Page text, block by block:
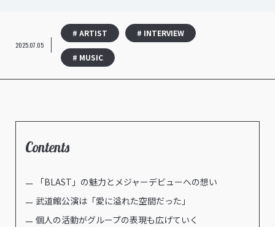
2025.07.05
# ARTIST # INTERVIEW
# MUSIC
Contents
「BLAST」の魅力とメジャーデビューへの想い
武道館公演は「愛に溢れた空間だった」
個人の活動がグループの表現も広げていく